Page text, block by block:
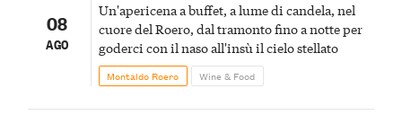
08
AGO
Un'apericena a buffet, a lume di candela, nel
cuore del Roero, dal tramonto fino a notte per
goderci con il naso all'insù il cielo stellato
Montaldo Roero Wine & Food